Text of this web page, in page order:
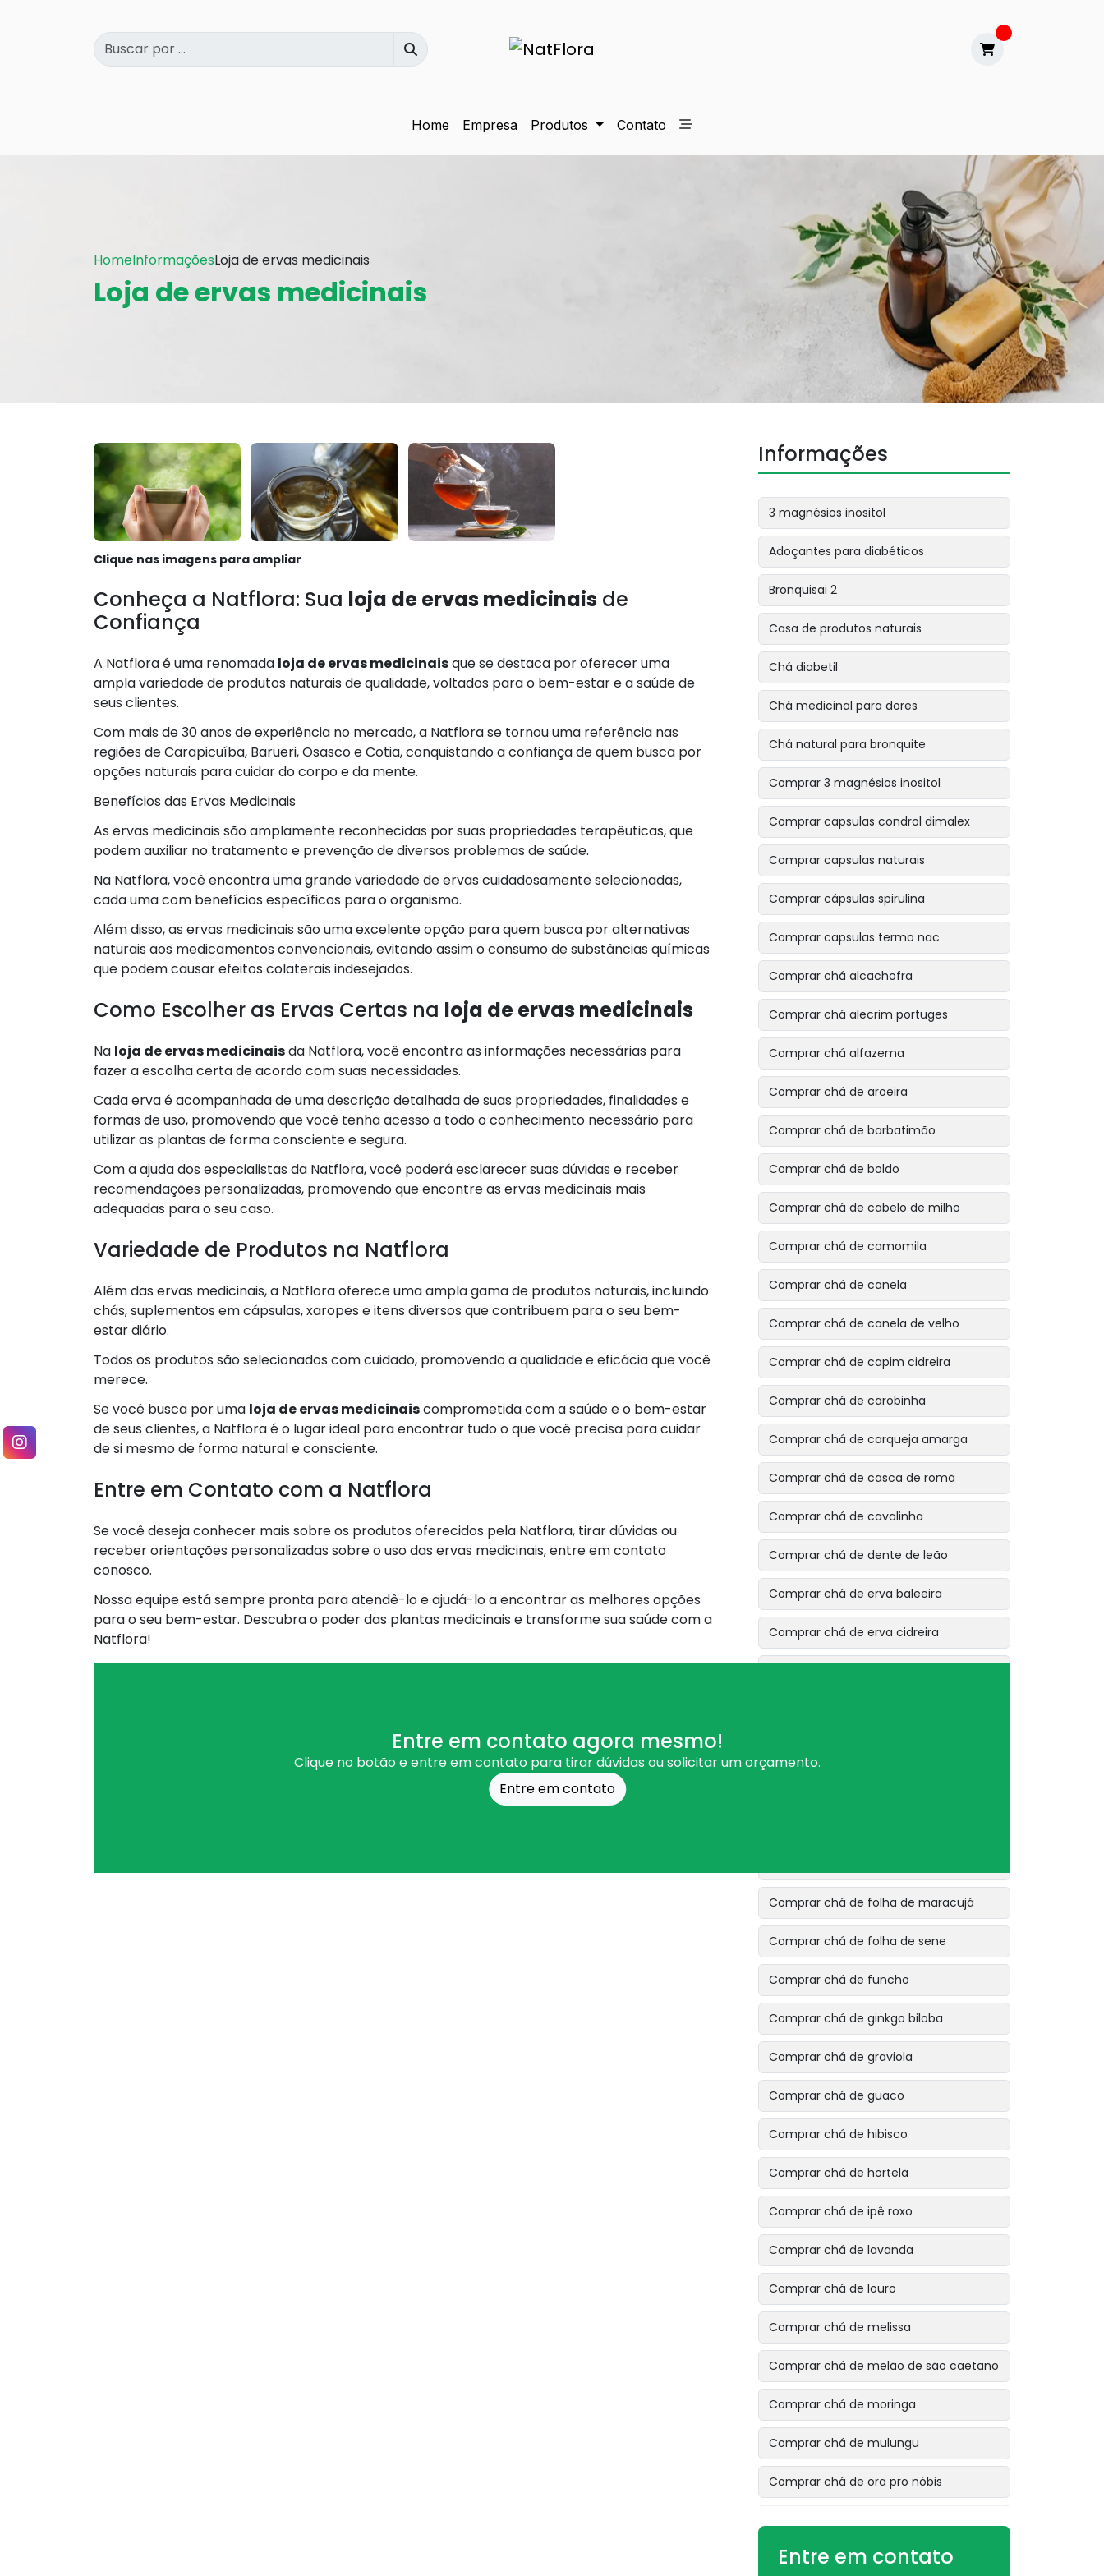
Home Empresa Produtos Contato
HomeInformaçõesLoja de ervas medicinais
Loja de ervas medicinais
Clique nas imagens para ampliar
Conheça a Natflora: Sua loja de ervas medicinais de
Confiança
A Natflora é uma renomada loja de ervas medicinaisque se destaca por oferecer uma
ampla variedade de produtos naturais de qualidade, voltados para o bem-estar e a saúde de
seus clientes.
Com mais de 30 anos de experiência no mercado, a Natflora se tornou uma referência nas
regiões de Carapicuíba, Barueri, Osasco e Cotia, conquistando a confiança de quem busca por
opções naturais para cuidar do corpo e da mente.
Benefícios das Ervas Medicinais
As ervas medicinais são amplamente reconhecidas por suas propriedades terapêuticas, que
podem auxiliar no tratamento e prevenção de diversos problemas de saúde.
Na Natflora, você encontra uma grande variedade de ervas cuidadosamente selecionadas,
cada uma com benefícios específicos para o organismo.
Além disso, as ervas medicinais são uma excelente opção para quem busca por alternativas
naturais aos medicamentos convencionais, evitando assim o consumo de substâncias químicas
que podem causar efeitos colaterais indesejados.
Como Escolher as Ervas Certas na loja de ervas medicinais
Na loja de ervas medicinaisda Natflora, você encontra as informações necessárias para
fazer a escolha certa de acordo com suas necessidades.
Cada erva é acompanhada de uma descrição detalhada de suas propriedades, finalidades e
formas de uso, promovendo que você tenha acesso a todo o conhecimento necessário para
utilizar as plantas de forma consciente e segura.
Com a ajuda dos especialistas da Natflora, você poderá esclarecer suas dúvidas e receber
recomendações personalizadas, promovendo que encontre as ervas medicinais mais
adequadas para o seu caso.
Variedade de Produtos na Natflora
Além das ervas medicinais, a Natflora oferece uma ampla gama de produtos naturais, incluindo
chás, suplementos em cápsulas, xaropes e itens diversos que contribuem para o seu bem-
estar diário.
Todos os produtos são selecionados com cuidado, promovendo a qualidade e eficácia que você
merece.
Se você busca por uma loja de ervas medicinaiscomprometida com a saúde e o bem-estar
de seus clientes, a Natflora é o lugar ideal para encontrar tudo o que você precisa para cuidar
de si mesmo de forma natural e consciente.
Entre em Contato com a Natflora
Se você deseja conhecer mais sobre os produtos oferecidos pela Natflora, tirar dúvidas ou
receber orientações personalizadas sobre o uso das ervas medicinais, entre em contato
conosco.
Nossa equipe está sempre pronta para atendê-lo e ajudá-lo a encontrar as melhores opções
para o seu bem-estar. Descubra o poder das plantas medicinais e transforme sua saúde com a
Natflora!
Entre em contato agora mesmo!
Clique no botão e entre em contato para tirar dúvidas ou solicitar um orçamento.
Entre em contato
Informações
3 magnésios inositol
Adoçantes para diabéticos
Bronquisai 2
Casa de produtos naturais
Chá diabetil
Chá medicinal para dores
Chá natural para bronquite
Comprar 3 magnésios inositol
Comprar capsulas condrol dimalex
Comprar capsulas naturais
Comprar cápsulas spirulina
Comprar capsulas termo nac
Comprar chá alcachofra
Comprar chá alecrim portuges
Comprar chá alfazema
Comprar chá de aroeira
Comprar chá de barbatimão
Comprar chá de boldo
Comprar chá de cabelo de milho
Comprar chá de camomila
Comprar chá de canela
Comprar chá de canela de velho
Comprar chá de capim cidreira
Comprar chá de carobinha
Comprar chá de carqueja amarga
Comprar chá de casca de romã
Comprar chá de cavalinha
Comprar chá de dente de leão
Comprar chá de erva baleeira
Comprar chá de erva cidreira
Comprar chá de folha de maracujá
Comprar chá de folha de sene
Comprar chá de funcho
Comprar chá de ginkgo biloba
Comprar chá de graviola
Comprar chá de guaco
Comprar chá de hibisco
Comprar chá de hortelã
Comprar chá de ipê roxo
Comprar chá de lavanda
Comprar chá de louro
Comprar chá de melissa
Comprar chá de melão de são caetano
Comprar chá de moringa
Comprar chá de mulungu
Comprar chá de ora pro nóbis
Comprar chá de pau tenente
Entre em contato